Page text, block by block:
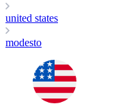
united states
modesto